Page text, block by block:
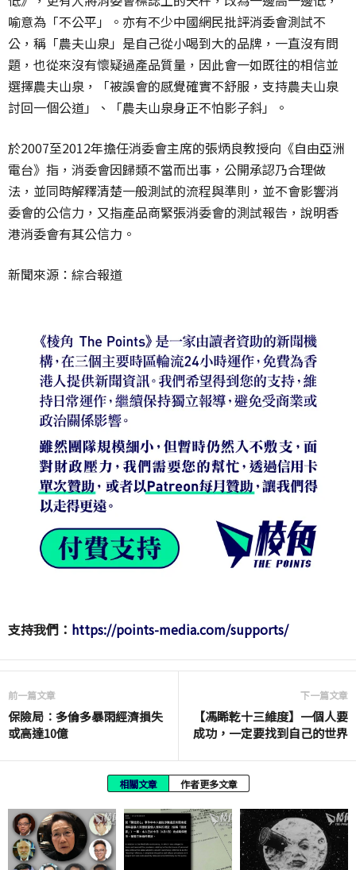
喻意為「不公平」。亦有不少中國網民批評消委會測試不
公，稱「農夫山泉」是自己從小喝到大的品牌，一直沒有問
題，也從來沒有懷疑過產品質量，因此會一如既往的相信並
選擇農夫山泉，「被誤會的感覺確實不舒服，支持農夫山泉
討回一個公道」、「農夫山泉身正不怕影子斜」。
於2007至2012年擔任消委會主席的張炳良教授向《自由亞洲
電台》指，消委會因歸類不當而出事，公開承認乃合理做
法，並同時解釋清楚一般測試的流程與準則，並不會影響消
委會的公信力，又指產品商緊張消委會的測試報告，說明香
港消委會有其公信力。
新聞來源：綜合報道
支持我們： https://points-media.com/supports/
前一篇文章
保險局︰多倫多暴雨經濟損失
或高達10億
下一篇文章
【馮睎乾十三維度】一個人要
成功，一定要找到自己的世界
相關文章 作者更多文章